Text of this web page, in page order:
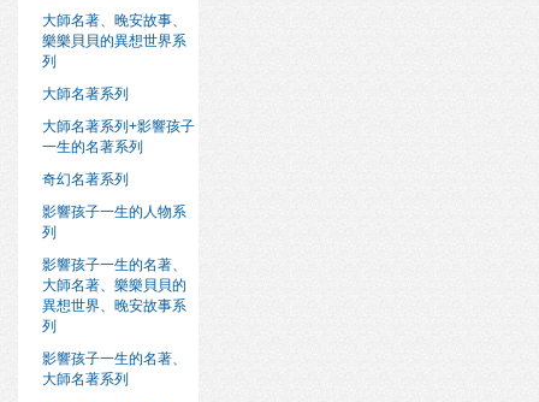
大師名著、晚安故事、
樂樂貝貝的異想世界系
列
大師名著系列
大師名著系列+影響孩子
一生的名著系列
奇幻名著系列
影響孩子一生的人物系
列
影響孩子一生的名著、
大師名著、樂樂貝貝的
異想世界、晚安故事系
列
影響孩子一生的名著、
大師名著系列